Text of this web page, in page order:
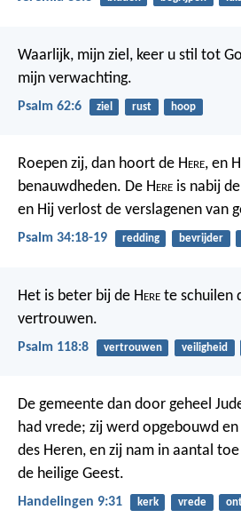
Waarlijk, mijn ziel, keer u stil tot
mijn verwachting.
Psalm 62:6 ziel rust hoop
Roepen zij, dan hoort de Here, en
benauwdheden. De Here is nabij
en Hij verlost de verslagenen van
Psalm 34:18-19 redding bevrijder
Het is beter bij de Here te schuilen
vertrouwen.
Psalm 118:8 vertrouwen veiligheid
De gemeente dan door geheel
had vrede; zij werd opgebouwd
des Heren, en zij nam in aantal
de heilige Geest.
Handelingen 9:31 kerk vrede